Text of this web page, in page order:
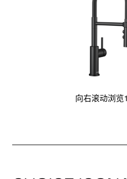
向右滚动浏览